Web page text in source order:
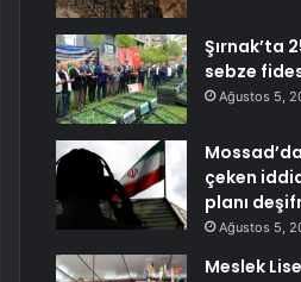
Şırnak’ta
sebze
Ağustos 5,
çeken
planı
Ağustos 5,
Meslek